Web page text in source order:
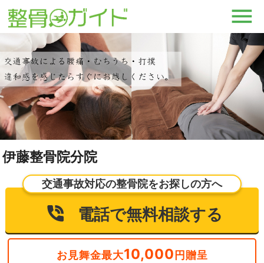
伊藤整骨院分院
交通事故対応の整骨院をお探しの方へ
電話で無料相談する
お見舞金最大10,000 円贈呈